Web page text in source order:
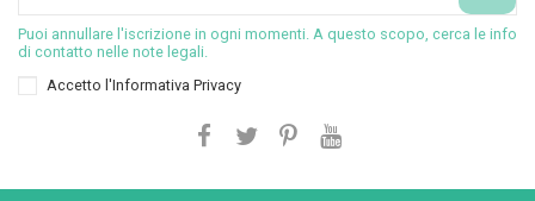
Puoi annullare l'iscrizione in ogni momenti. A questo scopo, cerca le info
di contatto nelle note legali.
Accetto l'Informativa Privacy